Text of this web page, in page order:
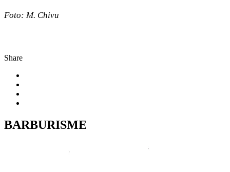
Foto: M. Chivu
Share
BARBURISME